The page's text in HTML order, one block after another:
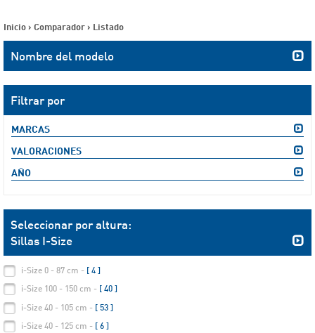
Inicio > Comparador > Listado
Nombre del modelo
Filtrar por
MARCAS
VALORACIONES
AÑO
Seleccionar por altura:
Sillas I-Size
i-Size 0 - 87 cm - [ 4 ]
i-Size 100 - 150 cm - [ 40 ]
i-Size 40 - 105 cm - [ 53 ]
i-Size 40 - 125 cm - [ 6 ]